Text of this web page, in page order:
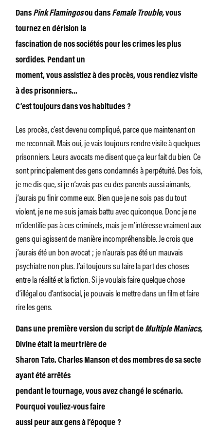
Dans Pink Flamingosou dans Female Trouble,vous
tournez en dérision la
fascination de nos sociétés pour les crimes les plus
sordides. Pendant un
moment, vous assistiez à des procès, vous rendiez visite
à des prisonniers…
C’est toujours dans vos habitudes ?
Les procès, c’est devenu compliqué, parce que maintenant on
me reconnaît. Mais oui, je vais toujours rendre visite à quelques
prisonniers. Leurs avocats me disent que ça leur fait du bien. Ce
sont principalement des gens condamnés à perpétuité. Des fois,
je me dis que, si je n’avais pas eu des parents aussi aimants,
j’aurais pu finir comme eux. Bien que je ne sois pas du tout
violent, je ne me suis jamais battu avec quiconque. Donc je ne
m’identifie pas à ces criminels, mais je m’intéresse vraiment aux
gens qui agissent de manière incompréhensible. Je crois que
j’aurais été un bon avocat ; je n’aurais pas été un mauvais
psychiatre non plus. J’ai toujours su faire la part des choses
entre la réalité et la fiction. Si je voulais faire quelque chose
d’illégal ou d’antisocial, je pouvais le mettre dans un film et faire
rire les gens.
Dans une première version du script de Multiple Maniacs,
Divine était la meurtrière de
Sharon Tate. Charles Manson et des membres de sa secte
ayant été arrêtés
pendant le tournage, vous avez changé le scénario.
Pourquoi vouliez-vous faire
aussi peur aux gens à l’époque ?